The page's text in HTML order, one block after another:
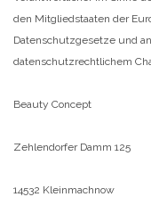
den Mitgliedstaaten der
Datenschutzgesetze und
datenschutzrechtlichem
Beauty Concept
Zehlendorfer Damm 125
14532 Kleinmachnow